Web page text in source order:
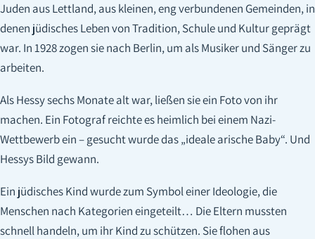
Juden aus Lettland, aus kleinen, eng verbundenen Gemeinden, in
denen jüdisches Leben von Tradition, Schule und Kultur geprägt
war. In 1928 zogen sie nach Berlin, um als Musiker und Sänger zu
arbeiten.
Als Hessy sechs Monate alt war, ließen sie ein Foto von ihr
machen. Ein Fotograf reichte es heimlich bei einem Nazi-
Wettbewerb ein – gesucht wurde das „ideale arische Baby“. Und
Hessys Bild gewann.
Ein jüdisches Kind wurde zum Symbol einer Ideologie, die
Menschen nach Kategorien eingeteilt… Die Eltern mussten
schnell handeln, um ihr Kind zu schützen. Sie flohen aus